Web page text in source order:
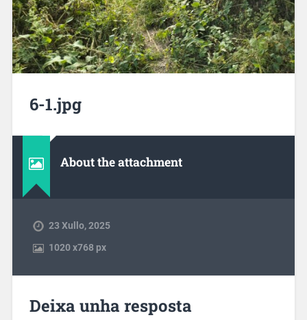
6-1.jpg
About the attachment
23 Xullo, 2025
1020x768 px
Deixa unha resposta